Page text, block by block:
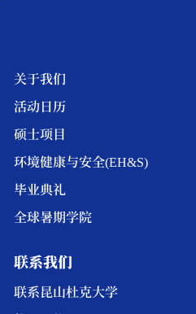
关于我们
活动日历
硕士项目
环境健康与安全(EH&S)
毕业典礼
全球暑期学院
联系我们
联系昆山杜克大学